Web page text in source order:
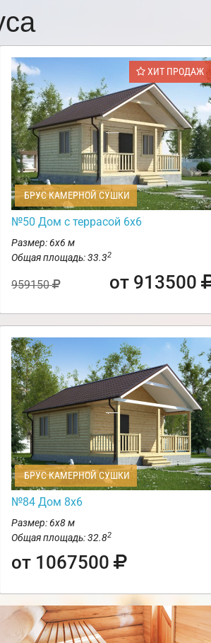
ХИТ ПРОДАЖ
БРУС КАМЕРНОЙ СУШКИ
№50 Дом с террасой 6х6
Размер: 6х6 м
Общая площадь: 33.32
959150 от 913500
БРУС КАМЕРНОЙ СУШКИ
№84 Дом 8х6
Размер: 6х8 м
Общая площадь: 32.82
от 1067500